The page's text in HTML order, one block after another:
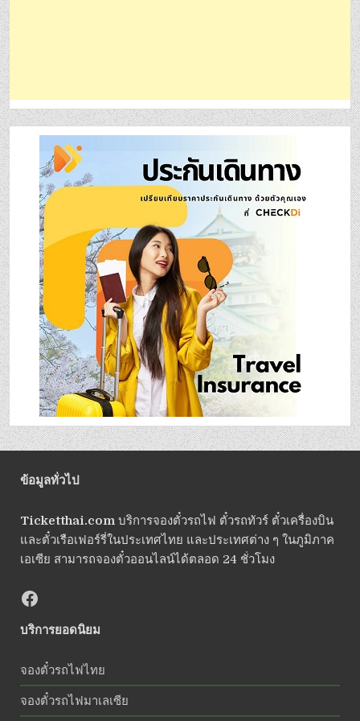
ข้อมูลทั่วไป
Ticketthai.comบริการจองตั๋วรถไฟ ตั๋วรถทัวร์ ตั๋วเครื่องบิน
และตั๋วเรือเฟอร์รี่ในประเทศไทย และประเทศต่าง ๆ ในภูมิภาค
เอเซีย สามารถจองตั๋วออนไลน์ได้ตลอด 24 ชั่วโมง
บริการยอดนิยม
จองตั๋วรถไฟไทย
จองตั๋วรถไฟมาเลเซีย